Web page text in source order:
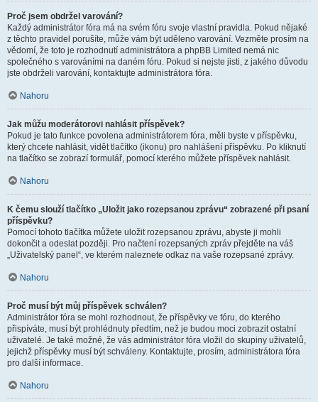
Proč jsem obdržel varování?
Každý administrátor fóra má na svém fóru svoje vlastní pravidla. Pokud nějaké
z těchto pravidel porušíte, může vám být uděleno varování. Vezměte prosím na
vědomí, že toto je rozhodnutí administrátora a phpBB Limited nemá nic
společného s varováními na daném fóru. Pokud si nejste jisti, z jakého důvodu
jste obdrželi varování, kontaktujte administrátora fóra.
Nahoru
Jak můžu moderátorovi nahlásit příspěvek?
Pokud je tato funkce povolena administrátorem fóra, měli byste v příspěvku,
který chcete nahlásit, vidět tlačítko (ikonu) pro nahlášení příspěvku. Po kliknutí
na tlačítko se zobrazí formulář, pomocí kterého můžete příspěvek nahlásit.
Nahoru
K čemu slouží tlačítko „Uložit jako rozepsanou zprávu“ zobrazené při psaní
příspěvku?
Pomocí tohoto tlačítka můžete uložit rozepsanou zprávu, abyste ji mohli
dokončit a odeslat později. Pro načtení rozepsaných zpráv přejděte na váš
„Uživatelský panel“, ve kterém naleznete odkaz na vaše rozepsané zprávy.
Nahoru
Proč musí být můj příspěvek schválen?
Administrátor fóra se mohl rozhodnout, že příspěvky ve fóru, do kterého
přispíváte, musí být prohlédnuty předtím, než je budou moci zobrazit ostatní
uživatelé. Je také možné, že vás administrátor fóra vložil do skupiny uživatelů,
jejichž příspěvky musí být schváleny. Kontaktujte, prosím, administrátora fóra
pro další informace.
Nahoru